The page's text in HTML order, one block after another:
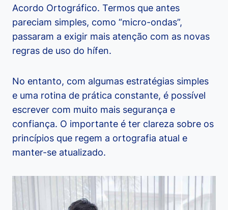
Acordo Ortográfico. Termos que antes
pareciam simples, como “micro-ondas”,
passaram a exigir mais atenção com as novas
regras de uso do hífen.
No entanto, com algumas estratégias simples
e uma rotina de prática constante, é possível
escrever com muito mais segurança e
confiança. O importante é ter clareza sobre os
princípios que regem a ortografia atual e
manter-se atualizado.